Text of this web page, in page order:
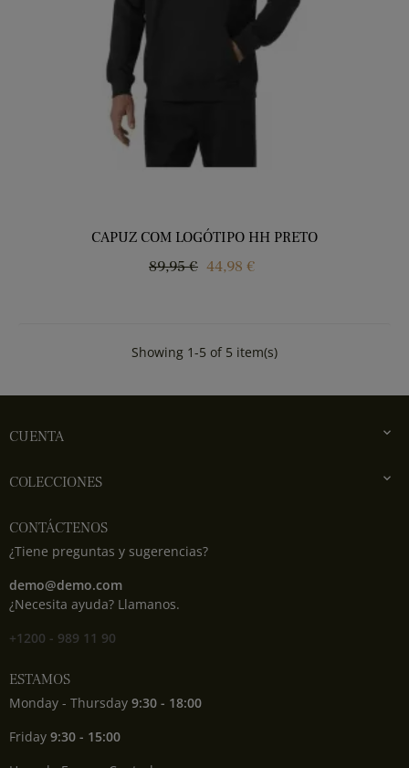
CAPUZ COM LOGÓTIPO HH PRETO
Regular
89,95 € Price
44,98 €
Showing 1-5 of 5 item(s)
CUENTA 
COLECCIONES 
CONTÁCTENOS
¿Tiene preguntas y sugerencias?
demo@demo.com
¿Necesita ayuda? Llamanos.
+1200 - 989 11 90
ESTAMOS
Monday - Thursday 9:30 - 18:00
Friday 9:30 - 15:00